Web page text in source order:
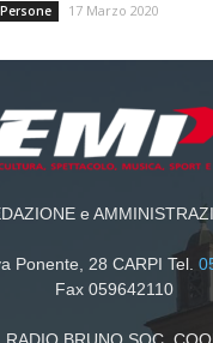
Persone 17 Marzo 2020
e
Ponente, 28 CARPI Tel.
Fax 059642110